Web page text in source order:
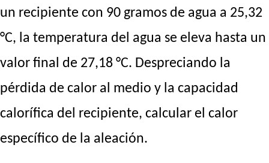
un recipiente con 90 gramos de agua a 25,32
°C, la temperatura del agua se eleva hasta un
valor final de 27,18 °C. Despreciando la
pérdida de calor al medio y la capacidad
calorífica del recipiente, calcular el calor
específico de la aleación.